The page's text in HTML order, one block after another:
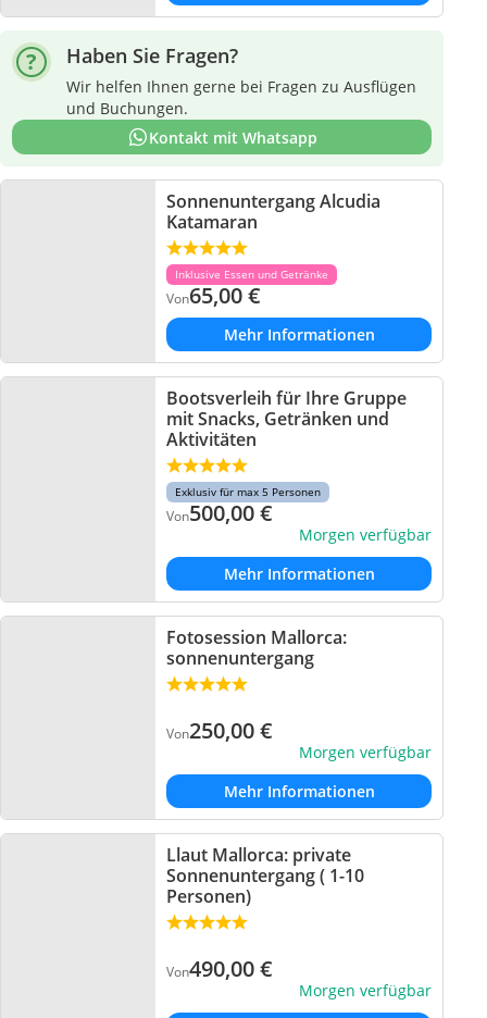
Haben Sie Fragen?
Wir helfen Ihnen gerne bei Fragen zu Ausflügen
und Buchungen.
Kontakt mit Whatsapp
Sonnenuntergang Alcudia
Katamaran
Inklusive Essen und Getränke
Von65,00€
Mehr Informationen
Bootsverleih für Ihre Gruppe
mit Snacks, Getränken und
Aktivitäten
Exklusiv für max 5 Personen
Von500,00€
Morgen verfügbar
Mehr Informationen
Fotosession Mallorca:
sonnenuntergang
Von250,00€
Morgen verfügbar
Mehr Informationen
Llaut Mallorca: private
Sonnenuntergang ( 1-10
Personen)
Von490,00€
Morgen verfügbar